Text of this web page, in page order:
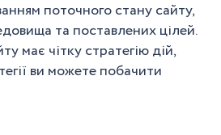
поточного стану сайту,
та поставлених цілей.
має чітку стратегію дій,
ви можете побачити